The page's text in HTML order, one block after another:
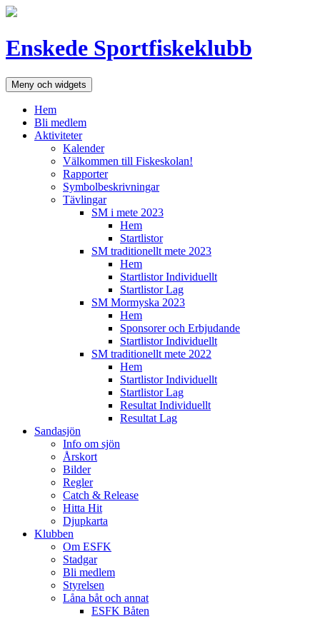
Hoppa
Enskede Sportfiskeklubb
Meny och widgets
Hem
Bli medlem
Aktiviteter
Kalender
Välkommen till Fiskeskolan!
Rapporter
Symbolbeskrivningar
Tävlingar
SM i mete 2023
Hem
Startlistor
SM traditionellt mete 2023
Hem
Startlistor Individuellt
Startlistor Lag
SM Mormyska 2023
Hem
Sponsorer och Erbjudande
Startlistor Individuellt
SM traditionellt mete 2022
Hem
Startlistor Individuellt
Startlistor Lag
Resultat Individuellt
Resultat Lag
Sandasjön
Info om sjön
Årskort
Bilder
Regler
Catch & Release
Hitta Hit
Djupkarta
Klubben
Om ESFK
Stadgar
Bli medlem
Styrelsen
Låna båt och annat
ESFK Båten